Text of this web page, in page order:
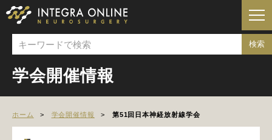
学会開催情報
ホーム 学会開催情報 第51回日本神経放射線学会